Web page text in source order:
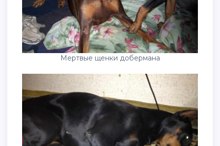
Мертвые щенки добермана